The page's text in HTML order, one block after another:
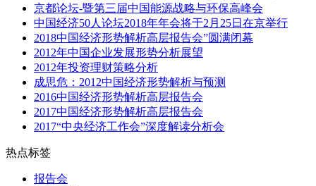
京都论坛-暨第三届中国能源战略与环保高峰会
中国经济50人论坛2018年年会将于2月25日在京举行
2018中国经济形势解析高层报告会”圆满闭幕
2012年中国企业发展形势分析展望
2012年投资理财策略分析
成思危：2012中国经济形势解析与预测
2016中国经济形势解析高层报告会
2017中国经济形势解析高层报告会
2017“中央经济工作会”深度解读分析会
热点标签
报告会